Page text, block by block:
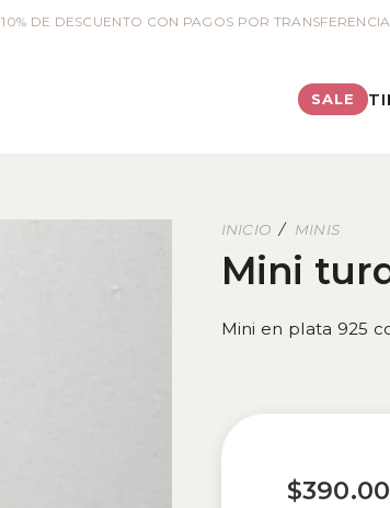
10% DE DESCUENTO CON PAGOS POR TRANSFERENCIA
SALE
INICIO / MINIS
Mini
Mini en plata 925
$390.00